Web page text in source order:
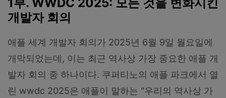
개발자 회의
애플 세계 개발자 회의가 2025년 6월 9일 월요일에
개막되었는데, 이는 최근 역사상 가장 중요한 애플 개
발자 회의 중 하나이다. 쿠퍼티노의 애플 파크에서 열
린 wwdc 2025은 애플이 말하는 "우리의 역사상 가